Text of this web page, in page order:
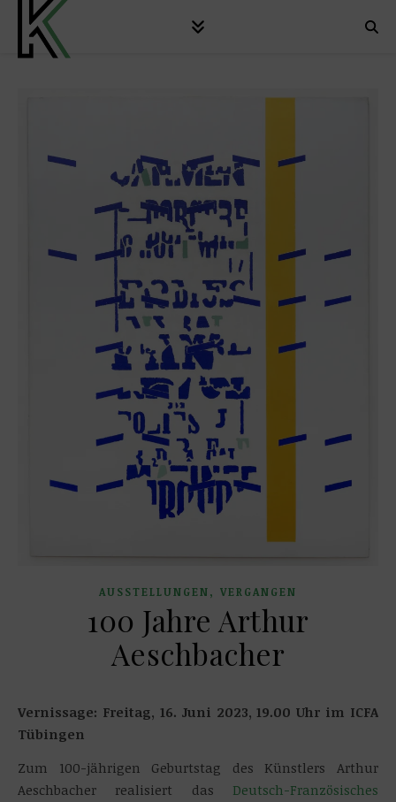
AUSSTELLUNGEN, VERGANGEN
100 Jahre Arthur
Aeschbacher
Vernissage: Freitag, 16. Juni 2023, 19.00 Uhr im ICFA
Tübingen
Zum 100-jährigen Geburtstag des Künstlers Arthur
Aeschbacher realisiert das Deutsch-Französisches